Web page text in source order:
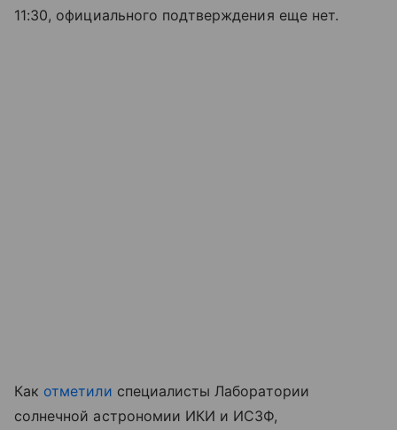
11:30, официального подтверждения еще нет.
Как отметили специалисты Лаборатории
солнечной астрономии ИКИ и ИСЗФ,